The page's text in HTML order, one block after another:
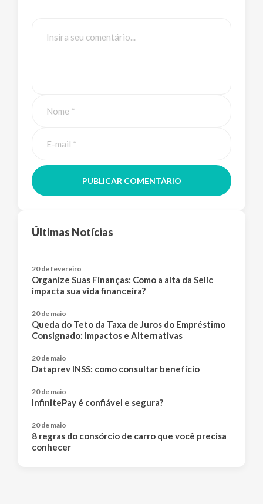
PUBLICAR COMENTÁRIO
Últimas Notícias
20 de fevereiro
Organize Suas Finanças: Como a alta da Selic
impacta sua vida financeira?
20 de maio
Queda do Teto da Taxa de Juros do Empréstimo
Consignado: Impactos e Alternativas
20 de maio
Dataprev INSS: como consultar benefício
20 de maio
InfinitePay é confiável e segura?
20 de maio
8 regras do consórcio de carro que você precisa
conhecer